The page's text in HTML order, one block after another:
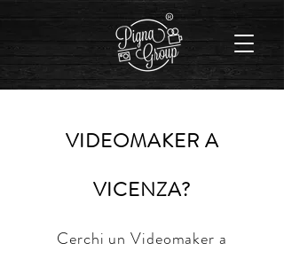
®
VIDEOMAKER A
VICENZA?
Cerchi un Videomaker a